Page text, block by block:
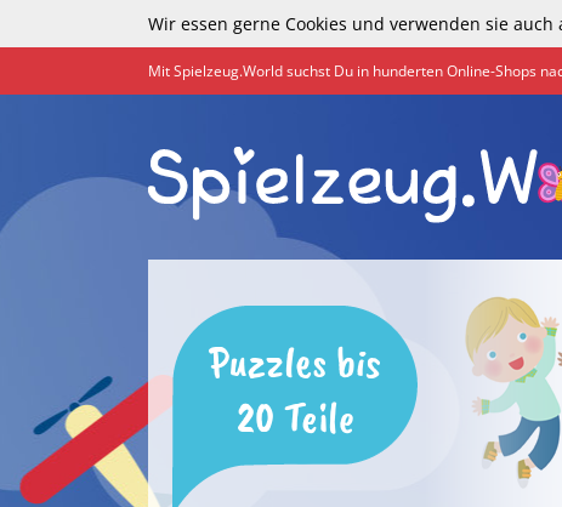
Wir essen gerne Cookies und verwenden sie
Mit Spielzeug.World suchst Du in hunderten Online-Shops
Puzzles bis
20 Teile